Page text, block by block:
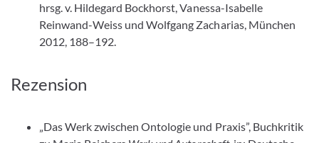
hrsg. v. Hildegard Bockhorst, Vanessa-Isabelle
Reinwand-Weiss und Wolfgang Zacharias, München
2012, 188–192.
Rezension
„Das Werk zwischen Ontologie und Praxis”, Buchkritik